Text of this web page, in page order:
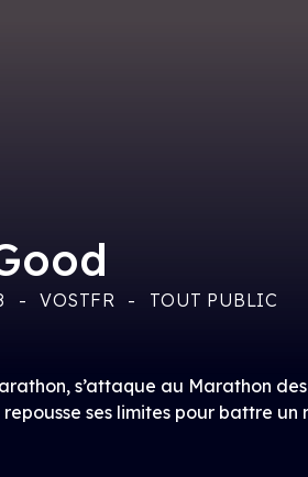
VOSTFR TOUT PUBLIC
s’attaque au Marathon
ses limites pour battre